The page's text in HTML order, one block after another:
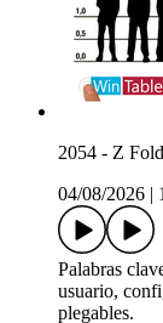
2054 - Z
04/08/2026
Palabras
usuario,
plegables.